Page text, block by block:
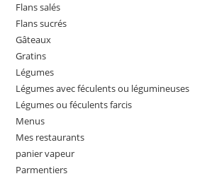
Flans salés
Flans sucrés
Gâteaux
Gratins
Légumes
Légumes avec féculents ou légumineuses
Légumes ou féculents farcis
Menus
Mes restaurants
panier vapeur
Parmentiers